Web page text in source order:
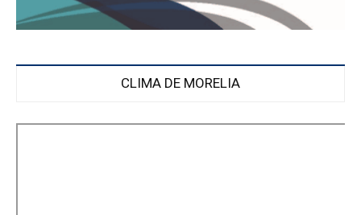
CLIMA DE MORELIA